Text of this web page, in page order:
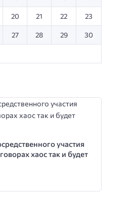
20 21 22 23
27 28 29 30
участия
хаос так и будет